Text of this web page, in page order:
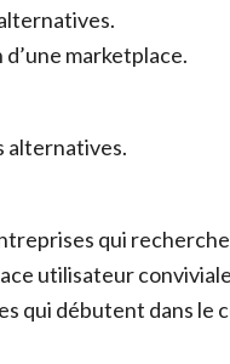
marketplace.
alternatives.
qui
utilisateur
qui débutent dans le